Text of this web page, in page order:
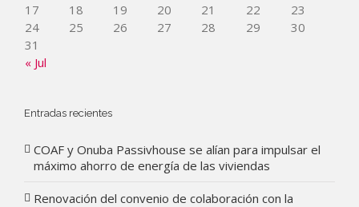
« Jul
17
18 19 20 21 22
23
24
25 26 27 28 29
30
31
Entradas recientes
COAF y Onuba Passivhouse se alían para impulsar el
máximo ahorro de energía de las viviendas
Renovación del convenio de colaboración con la